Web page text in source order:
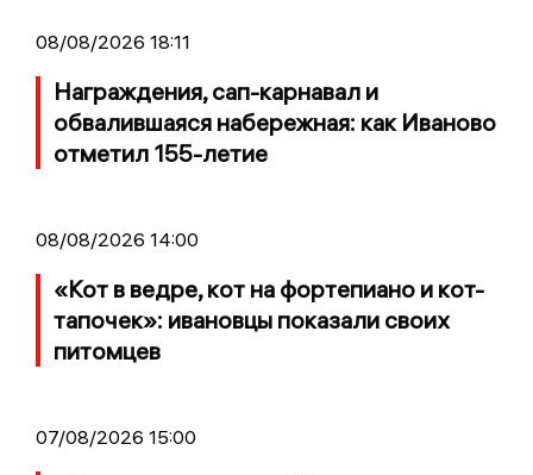
08/08/2026 18:11
Награждения, сап-карнавал и
обвалившаяся набережная: как Иваново
отметил 155-летие
08/08/2026 14:00
«Кот в ведре, кот на фортепиано и кот-
тапочек»: ивановцы показали своих
питомцев
07/08/2026 15:00